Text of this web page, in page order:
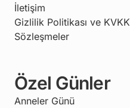
İletişim
Gizlilik Politikası ve KVKK
Sözleşmeler
Özel Günler
Anneler Günü